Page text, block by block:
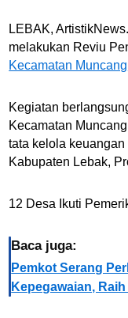
LEBAK,
melakukan Reviu
Kecamatan Muncang
Kegiatan
Kecamatan
tata kelola
Kabupaten Lebak,
12 Desa Ikuti
Baca juga:
Pemkot Serang
Kepegawaian,